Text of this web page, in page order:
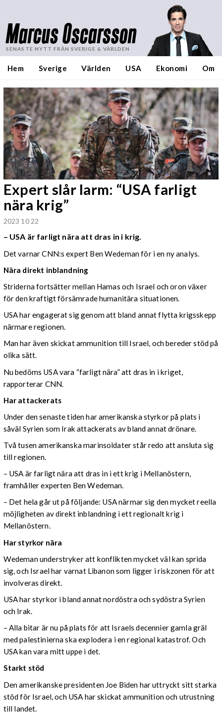
Marcus Oscarsson
SENASTE NYTT FRÅN SVERIGE & VÄRLDEN
Hem Sverige Världen USA Ekonomi Om
Expert slår larm: “USA farligt
nära krig”
2023 10 22
– USA är farligt nära att dras in i krig.
Det varnar CNN:s expert Ben Wedeman för i en ny analys.
Nära direkt inblandning
Striderna fortsätter mellan Hamas och Israel och oron växer
för den kraftigt försämrade humanitära situationen.
USA har engagerat sig genom att bland annat flytta krigsskepp
närmare regionen.
Man har även skickat ammunition till Israel, och bereder stöd på
olika sätt.
Nu bedöms USA vara “farligt nära” att dras in i kriget,
rapporterar CNN.
Har attackerats
Under den senaste tiden har amerikanska styrkor på plats i
såväl Syrien som Irak attackerats av bland annat drönare.
Två tusen amerikanska marinsoldater står redo att ansluta sig
till regionen.
– USA är farligt nära att dras in i ett krig i Mellanöstern,
framhåller experten Ben Wedeman.
– Det hela går ut på följande: USA närmar sig den mycket reella
möjligheten av direkt inblandning i ett regionalt krig i
Mellanöstern.
Har styrkor nära
Wedeman understryker att konflikten mycket väl kan sprida
sig, och Israel har varnat Libanon som ligger i riskzonen för att
involveras direkt.
USA har styrkor i bland annat nordöstra och sydöstra Syrien
och Irak.
– Alla bitar är nu på plats för att Israels decennier gamla gräl
med palestinierna ska explodera i en regional katastrof. Och
USA kan vara mitt uppe i det.
Starkt stöd
Den amerikanske presidenten Joe Biden har uttryckt sitt starka
stöd för Israel, och USA har skickat ammunition och utrustning
till landet.